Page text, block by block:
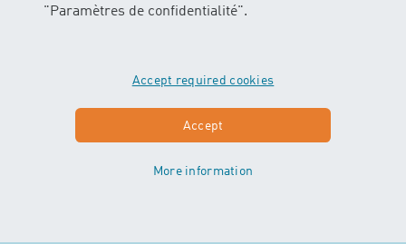
"Paramètres de confidentialité".
Accept required cookies
Accept
More information
MASTERS
Indépendance et plaisir de l’eau sont